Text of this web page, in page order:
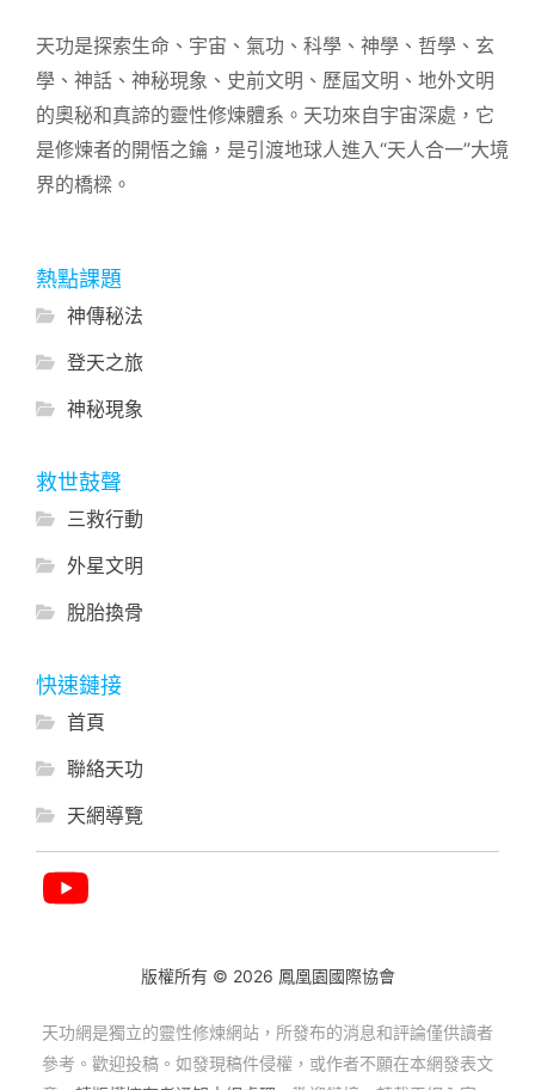
天功是探索生命、宇宙、氣功、科學、神學、哲學、玄
學、神話、神秘現象、史前文明、歷屆文明、地外文明
的奧秘和真諦的靈性修煉體系。天功來自宇宙深處，它
是修煉者的開悟之鑰，是引渡地球人進入“天人合一”大境
界的橋樑。
熱點課題
神傳秘法
登天之旅
神秘現象
救世鼓聲
三救行動
外星文明
脫胎換骨
快速鏈接
首頁
聯絡天功
天網導覽
版權所有 © 2026 鳳凰園國際協會
天功網是獨立的靈性修煉網站，所發布的消息和評論僅供讀者
參考。歡迎投稿。如發現稿件侵權，或作者不願在本網發表文